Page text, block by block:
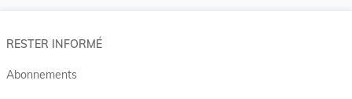
RESTER INFORMÉ
Abonnements